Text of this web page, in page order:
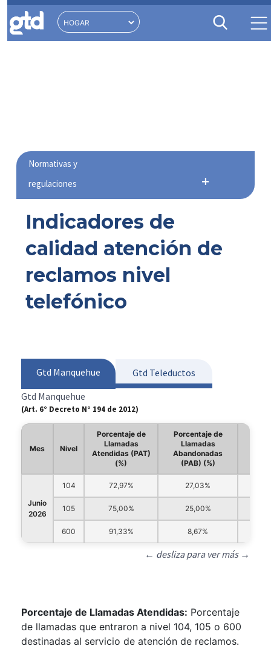
Normativas y
regulaciones
Indicadores de
calidad atención de
reclamos nivel
telefónico
Gtd Manquehue
Gtd Teleductos
Gtd Manquehue
(Art. 6° Decreto N° 194 de 2012)
Mes Nivel
Porcentaje de
Llamadas
Atendidas (PAT)
(%)
Porcentaje de
Llamadas
Abandonadas
(PAB) (%)
Junio
2026
104 72,97% 27,03%
105 75,00% 25,00%
600 91,33% 8,67%
← desliza para ver más →
Porcentaje de Llamadas Atendidas: Porcentaje
de llamadas que entraron a nivel 104, 105 o 600
destinadas al servicio de atención de reclamos.